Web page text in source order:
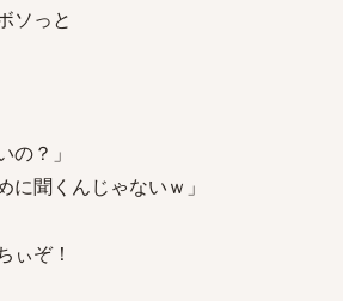
ソっと
の？」
に聞くんじゃないｗ」
ぃぞ！